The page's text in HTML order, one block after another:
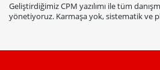
Geliştirdiğimiz CPM yazılımı ile tüm
yönetiyoruz. Karmaşa yok, sistematik ve